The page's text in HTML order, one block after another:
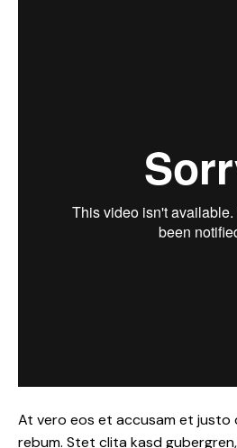
At vero eos et accusam et justo
rebum. Stet clita kasd